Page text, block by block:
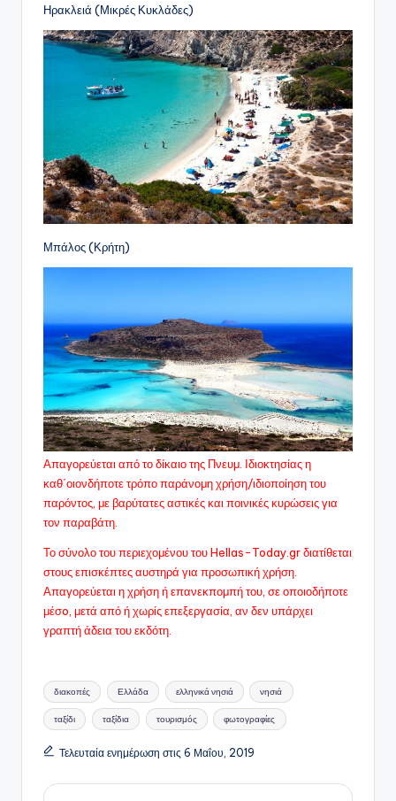
Ηρακλειά (Μικρές Κυκλάδες)
Μπάλος (Κρήτη)
Απαγορεύεται από το δίκαιο της Πνευμ. Ιδιοκτησίας η
καθ΄οιονδήποτε τρόπο παράνομη χρήση/ιδιοποίηση του
παρόντος, με βαρύτατες αστικές και ποινικές κυρώσεις για
τον παραβάτη.
Το σύνολο του περιεχομένου του Hellas-Today.gr διατίθεται
στους επισκέπτες αυστηρά για προσωπική χρήση.
Απαγορεύεται η χρήση ή επανεκπομπή του, σε οποιοδήποτε
μέσo, μετά από ή χωρίς επεξεργασία, αν δεν υπάρχει
γραπτή άδεια του εκδότη.
Ετικέτες:
διακοπές Ελλάδα ελληνικά νησιά νησιά
ταξίδι ταξίδια τουρισμός φωτογραφίες
Τελευταία ενημέρωση στις 6 Μαΐου, 2019